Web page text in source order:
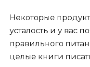
Некоторые
усталость и у вас
правильного
целые книги